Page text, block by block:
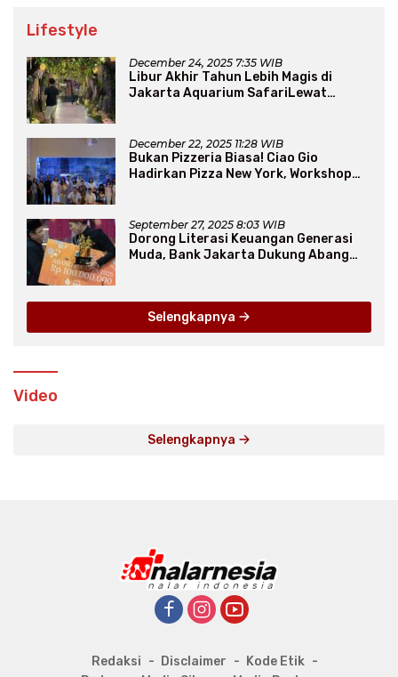
Lifestyle
December 24, 2025 7:35 WIB
Libur Akhir Tahun Lebih Magis di
Jakarta Aquarium SafariLewat
December 22, 2025 11:28 WIB
Bukan Pizzeria Biasa! Ciao Gio
Hadirkan Pizza New York, Workshop
September 27, 2025 8:03 WIB
Dorong Literasi Keuangan Generasi
Muda, Bank Jakarta Dukung Abang
Selengkapnya
Video
Selengkapnya
Redaksi Disclaimer
Kode Etik